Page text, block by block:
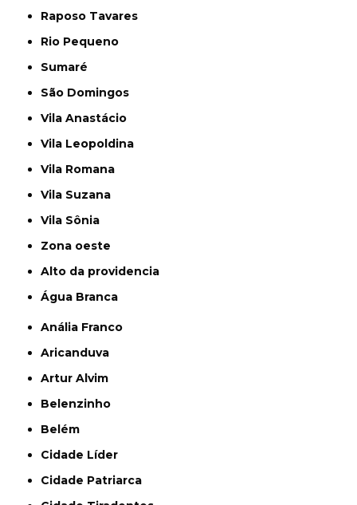
Raposo Tavares
Rio Pequeno
Sumaré
São Domingos
Vila Anastácio
Vila Leopoldina
Vila Romana
Vila Suzana
Vila Sônia
Zona oeste
alto da providencia
Água Branca
Anália Franco
Aricanduva
Artur Alvim
Belenzinho
Belém
Cidade Líder
Cidade Patriarca